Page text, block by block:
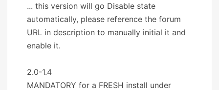
... this version will go Disable state
automatically, please reference the forum
URL in description to manually initial it and
enable it.
2.0-1.4
MANDATORY for a FRESH install under